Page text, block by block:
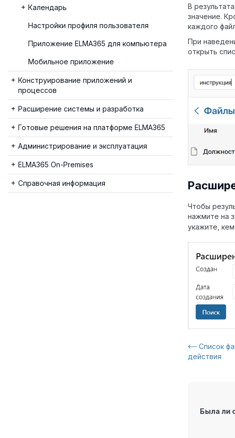
Календарь
Настройки профиля пользователя
Приложение ELMA365 для компьютера
Мобильное приложение
Конструирование приложений и
процессов
Расширение системы и разработка
Готовые решения на платформе ELMA365
Администрирование и эксплуатация
ELMA365 On-Premises
Справочная информация
В
значение.
каждого
При
открыть
Чтобы
нажмите на
укажите,
Список
действия
Была ли